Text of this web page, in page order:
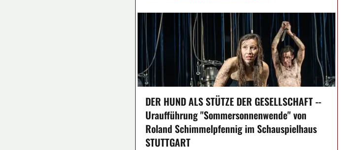
DER HUND ALS STÜTZE DER GESELLSCHAFT --
Uraufführung "Sommersonnenwende" von
Roland Schimmelpfennig im Schauspielhaus
STUTTGART